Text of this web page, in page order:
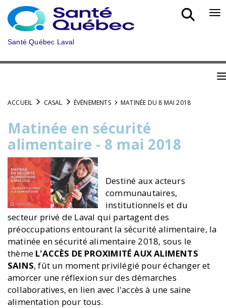
Aller
au
menu
principal
Santé Québec Laval
ACCUEIL CASAL ÉVÉNEMENTS MATINÉE DU 8 MAI 2018
Matinée en sécurité
alimentaire - 8 mai 2018
Destiné aux acteurs
communautaires,
institutionnels et du
secteur privé de Laval qui partagent des
préoccupations entourant la sécurité alimentaire, la
matinée en sécurité alimentaire 2018, sous le
thème L'ACCÈS DE PROXIMITÉ AUX ALIMENTS
SAINS, fût un moment privilégié pour échanger et
amorcer une réflexion sur des démarches
collaboratives, en lien avec l'accès à une saine
alimentation pour tous.